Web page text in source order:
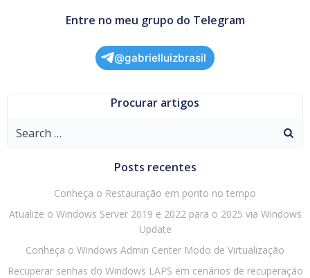
Entre no meu grupo do Telegram
@gabrielluizbrasil
Procurar artigos
Search
Posts recentes
Conheça o Restauração em ponto no tempo
Atualize o Windows Server 2019 e 2022 para o 2025 via Windows
Update
Conheça o Windows Admin Center Modo de Virtualização
Recuperar senhas do Windows LAPS em cenários de recuperação